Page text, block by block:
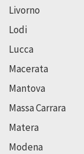
Livorno
Lodi
Lucca
Macerata
Mantova
Massa Carrara
Matera
Modena